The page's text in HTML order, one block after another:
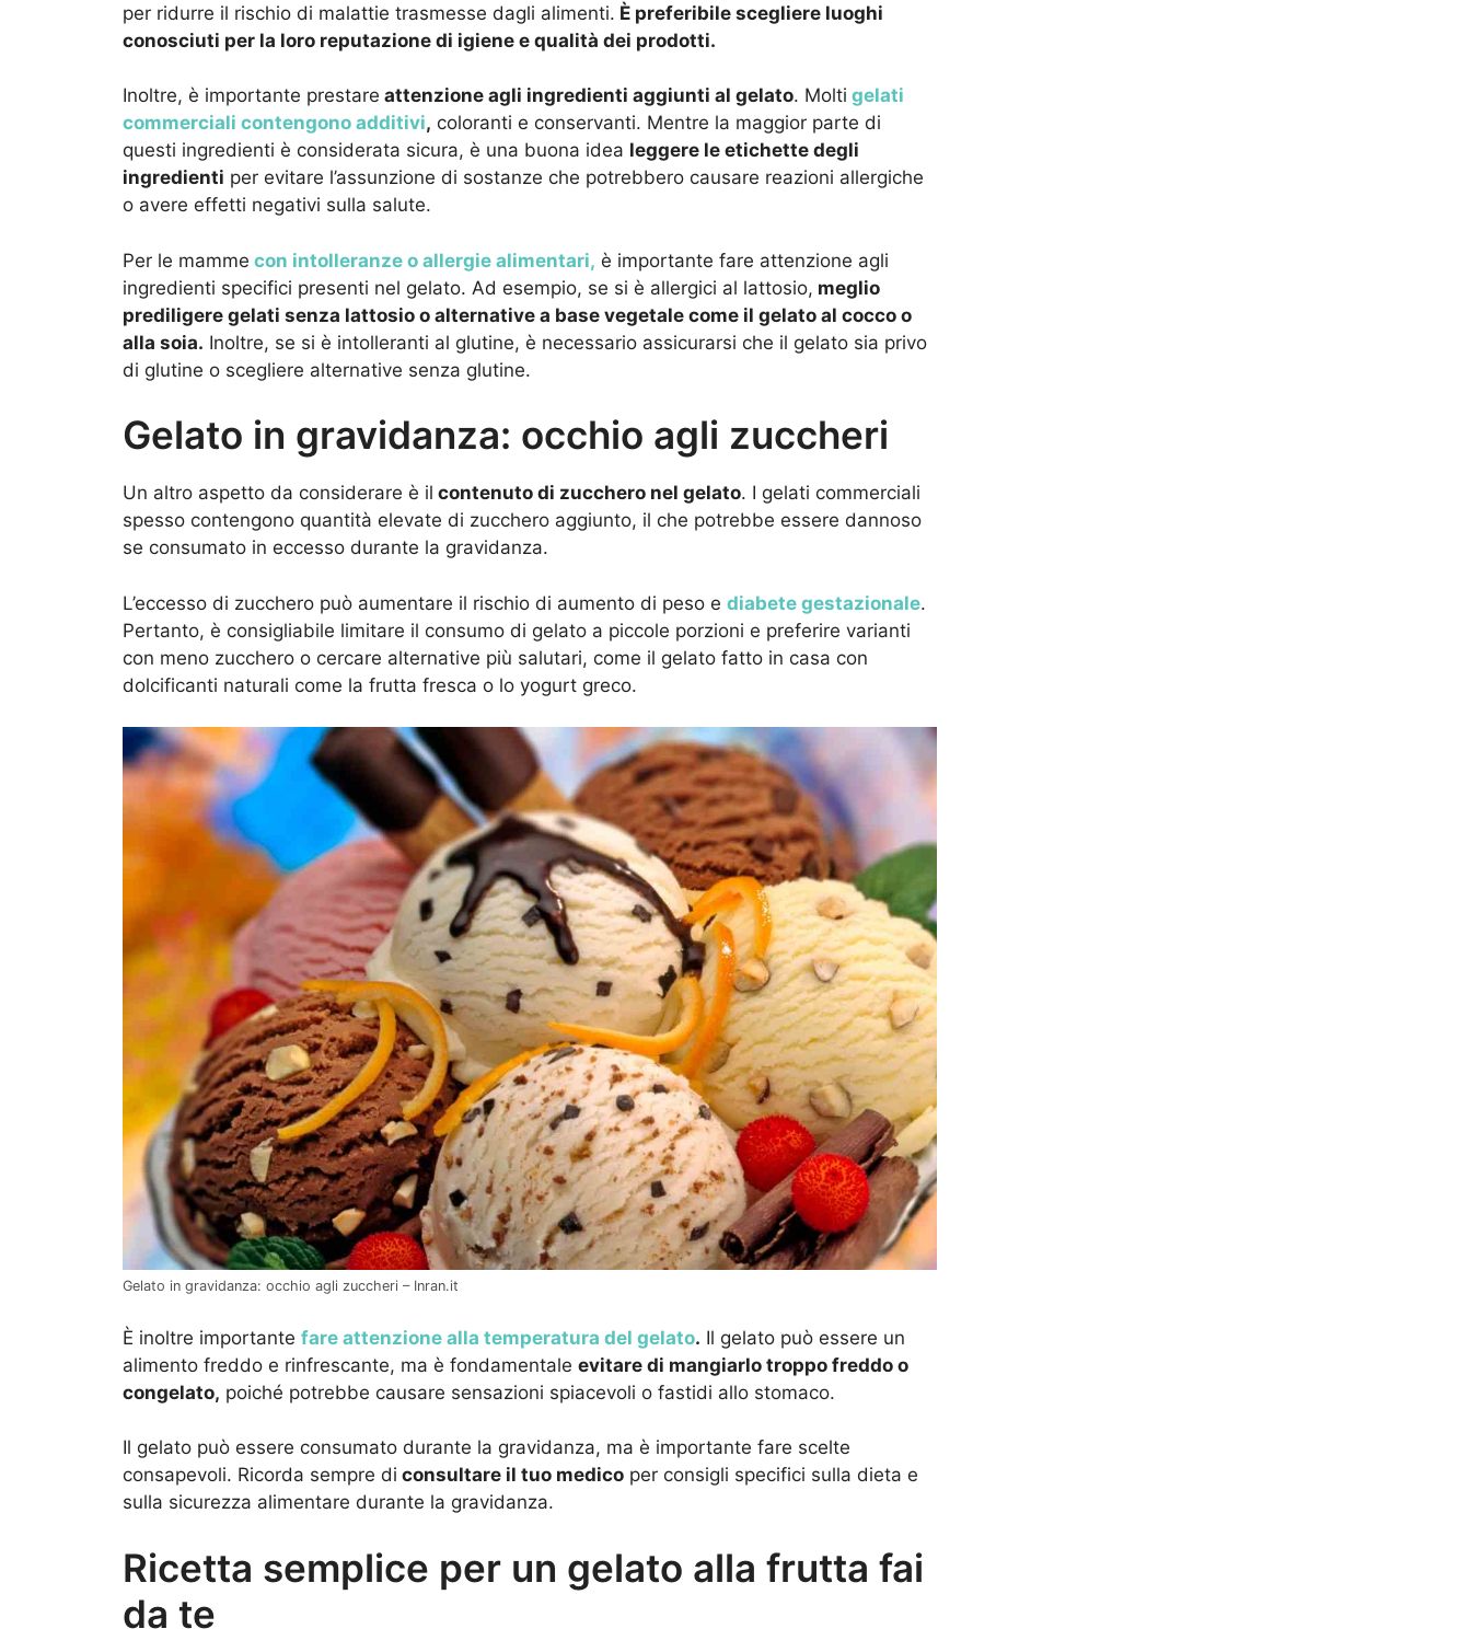
per ridurre il rischio di malattie trasmesse dagli alimenti. È preferibile scegliere luoghi
conosciuti per la loro reputazione di igiene e qualità dei prodotti.
Inoltre, è importante prestare attenzione agli ingredienti aggiunti al gelato. Molti gelati
commerciali contengono additivi, coloranti e conservanti. Mentre la maggior parte di
questi ingredienti è considerata sicura, è una buona idea leggere le etichette degli
ingredienti per evitare l’assunzione di sostanze che potrebbero causare reazioni allergiche
o avere effetti negativi sulla salute.
Per le mamme con intolleranze o allergie alimentari, è importante fare attenzione agli
ingredienti specifici presenti nel gelato. Ad esempio, se si è allergici al lattosio, meglio
prediligere gelati senza lattosio o alternative a base vegetale come il gelato al cocco o
alla soia. Inoltre, se si è intolleranti al glutine, è necessario assicurarsi che il gelato sia privo
di glutine o scegliere alternative senza glutine.
Gelato in gravidanza: occhio agli zuccheri
Un altro aspetto da considerare è il contenuto di zucchero nel gelato. I gelati commerciali
spesso contengono quantità elevate di zucchero aggiunto, il che potrebbe essere dannoso
se consumato in eccesso durante la gravidanza.
L’eccesso di zucchero può aumentare il rischio di aumento di peso e diabete gestazionale.
Pertanto, è consigliabile limitare il consumo di gelato a piccole porzioni e preferire varianti
con meno zucchero o cercare alternative più salutari, come il gelato fatto in casa con
dolcificanti naturali come la frutta fresca o lo yogurt greco.
Gelato in gravidanza: occhio agli zuccheri – Inran.it
È inoltre importante fare attenzione alla temperatura del gelato. Il gelato può essere un
alimento freddo e rinfrescante, ma è fondamentale evitare di mangiarlo troppo freddo o
congelato, poiché potrebbe causare sensazioni spiacevoli o fastidi allo stomaco.
Il gelato può essere consumato durante la gravidanza, ma è importante fare scelte
consapevoli. Ricorda sempre di consultare il tuo medico per consigli specifici sulla dieta e
sulla sicurezza alimentare durante la gravidanza.
Ricetta semplice per un gelato alla frutta fai
da te